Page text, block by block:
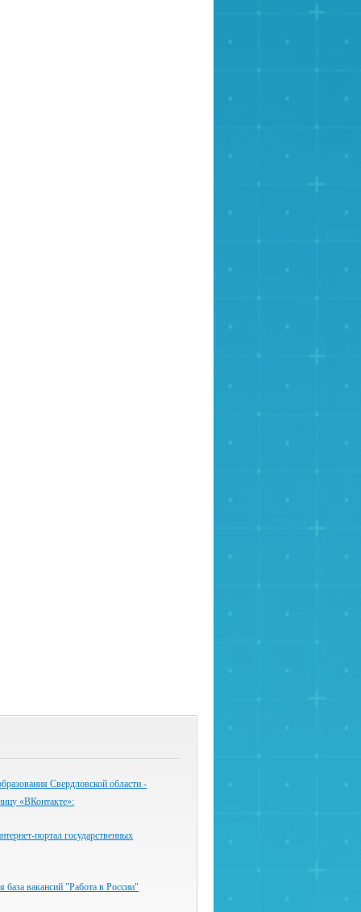
Свердловской области -
«ВКонтакте»:
портал государственных
база вакансий "Работа в России"